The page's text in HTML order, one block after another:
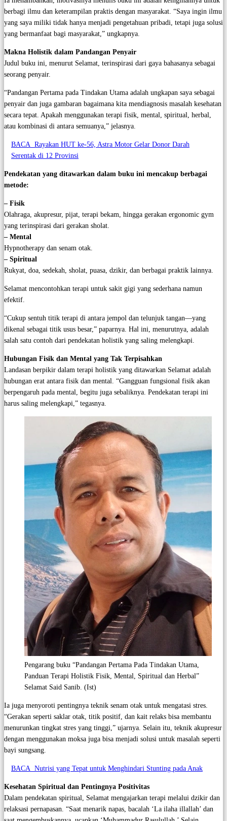
berbagi ilmu dan keterampilan praktis dengan masyarakat. “Saya ingin ilmu
yang saya miliki tidak hanya menjadi pengetahuan pribadi, tetapi juga solusi
yang bermanfaat bagi masyarakat,” ungkapnya.
Makna Holistik dalam Pandangan Penyair
Judul buku ini, menurut Selamat, terinspirasi dari gaya bahasanya sebagai
seorang penyair.
“Pandangan Pertama pada Tindakan Utama adalah ungkapan saya sebagai
penyair dan juga gambaran bagaimana kita mendiagnosis masalah kesehatan
secara tepat. Apakah menggunakan terapi fisik, mental, spiritual, herbal,
atau kombinasi di antara semuanya,” jelasnya.
BACA Rayakan HUT ke-56, Astra Motor Gelar Donor Darah
Serentak di 12 Provinsi
Pendekatan yang ditawarkan dalam buku ini mencakup berbagai
metode:
– Fisik
Olahraga, akupresur, pijat, terapi bekam, hingga gerakan ergonomic gym
yang terinspirasi dari gerakan sholat.
– Mental
Hypnotherapy dan senam otak.
– Spiritual
Rukyat, doa, sedekah, sholat, puasa, dzikir, dan berbagai praktik lainnya.
Selamat mencontohkan terapi untuk sakit gigi yang sederhana namun
efektif.
“Cukup sentuh titik terapi di antara jempol dan telunjuk tangan—yang
dikenal sebagai titik usus besar,” paparnya. Hal ini, menurutnya, adalah
salah satu contoh dari pendekatan holistik yang saling melengkapi.
Hubungan Fisik dan Mental yang Tak Terpisahkan
Landasan berpikir dalam terapi holistik yang ditawarkan Selamat adalah
hubungan erat antara fisik dan mental. “Gangguan fungsional fisik akan
berpengaruh pada mental, begitu juga sebaliknya. Pendekatan terapi ini
harus saling melengkapi,” tegasnya.
Pengarang buku “Pandangan Pertama Pada Tindakan Utama,
Panduan Terapi Holistik Fisik, Mental, Spiritual dan Herbal”
Selamat Said Sanib. (Ist)
Ia juga menyoroti pentingnya teknik senam otak untuk mengatasi stres.
“Gerakan seperti saklar otak, titik positif, dan kait relaks bisa membantu
menurunkan tingkat stres yang tinggi,” ujarnya. Selain itu, teknik akupresur
dengan menggunakan moksa juga bisa menjadi solusi untuk masalah seperti
bayi sungsang.
BACA Nutrisi yang Tepat untuk Menghindari Stunting pada Anak
Kesehatan Spiritual dan Pentingnya Positivitas
Dalam pendekatan spiritual, Selamat mengajarkan terapi melalui dzikir dan
relaksasi pernapasan. “Saat menarik napas, bacalah ‘La ilaha illallah’ dan